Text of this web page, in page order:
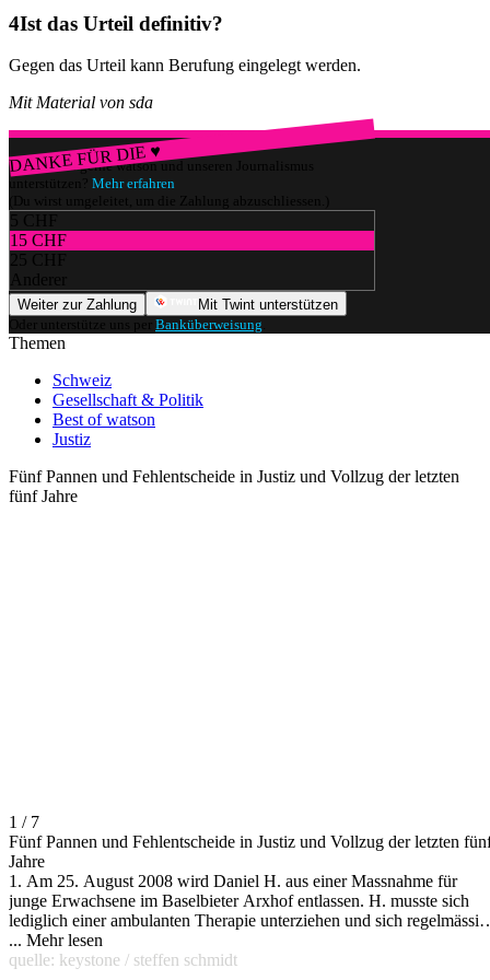
Ist das Urteil definitiv?
Gegen das Urteil kann Berufung eingelegt werden.
Mit Material von sda
DANKE FÜR DIE ♥
Würdest du gerne watson und unseren Journalismus
unterstützen? Mehr erfahren
(Du wirst umgeleitet, um die Zahlung abzuschliessen.)
5 CHF
15 CHF
25 CHF
Anderer
Weiter zur Zahlung
Mit Twint unterstützen
Oder unterstütze uns per Banküberweisung
Themen
Schweiz
Gesellschaft & Politik
Best of watson
Justiz
Fünf Pannen und Fehlentscheide in Justiz und Vollzug der letzten
fünf Jahre
1 / 7
Fünf Pannen und Fehlentscheide in Justiz und Vollzug der letzten
Jahre
1. Am 25. August 2008 wird Daniel H. aus einer Massnahme für
junge Erwachsene im Baselbieter Arxhof entlassen. H. musste sich
lediglich einer ambulanten Therapie unterziehen und sich regelmässig
bei seiner Bewährungshelferin melden. Den Hauptrisikofaktor für
einen Rückfall orteten Vollzugsbehörde und Bewährungshilfe in H.s
... Mehr lesen
quelle: keystone / steffen schmidt